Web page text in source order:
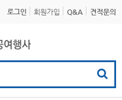
로그인 회원가입 Q&A 견적문의